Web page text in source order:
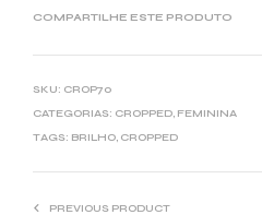
COMPARTILHE ESTE PRODUTO
SKU: CROP70
CATEGORIAS: CROPPED, FEMININA
TAGS: BRILHO, CROPPED
PREVIOUS PRODUCT